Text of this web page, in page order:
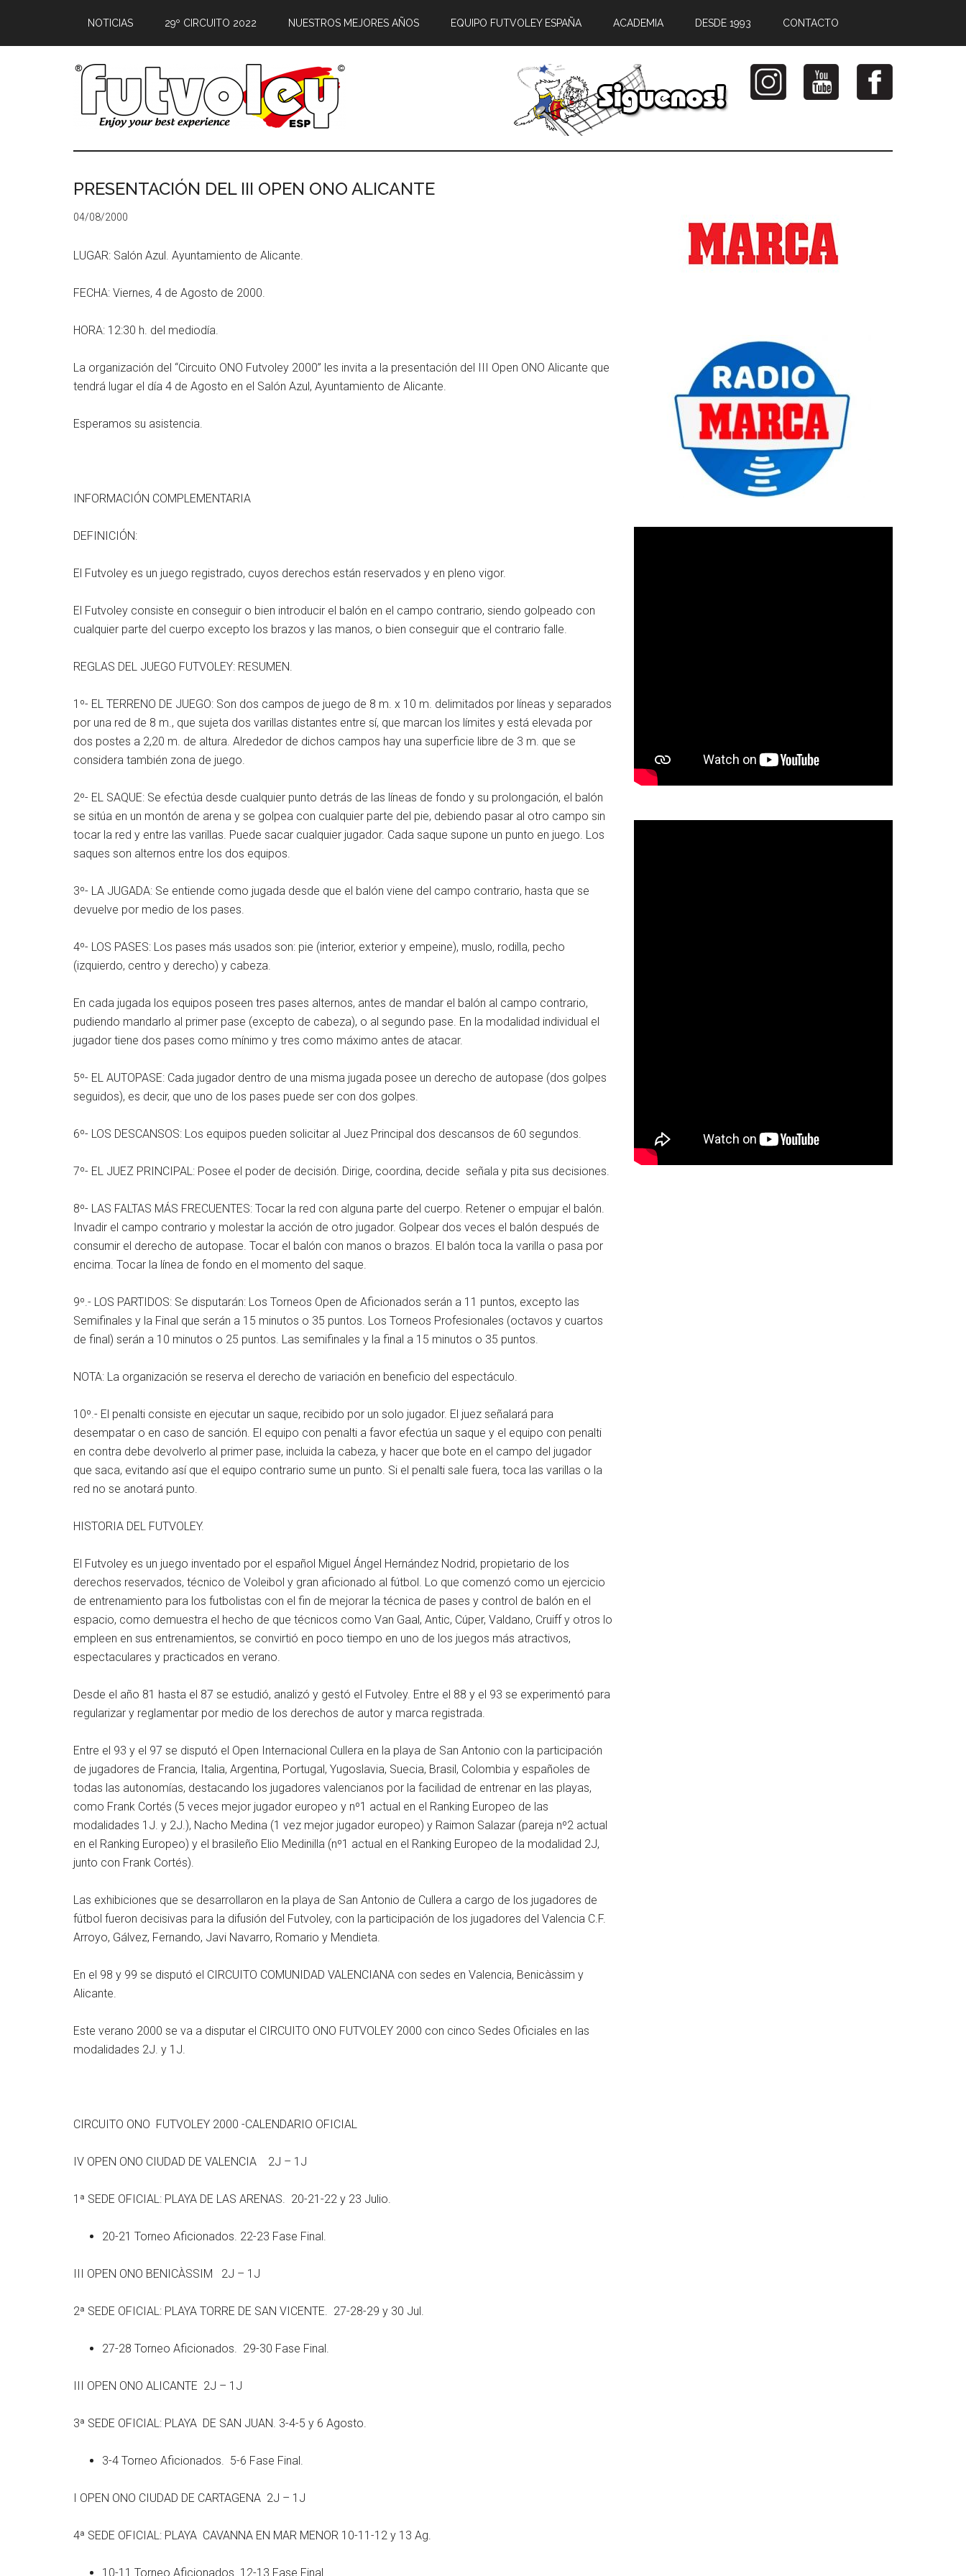
NOTICIAS 29º CIRCUITO 2022 NUESTROS MEJORES AÑOS EQUIPO FUTVOLEY ESPAÑA ACADEMIA DESDE 1993 CONTACTO
PRESENTACIÓN DEL III OPEN ONO ALICANTE
04/08/2000
LUGAR: Salón Azul. Ayuntamiento de Alicante.
FECHA: Viernes, 4 de Agosto de 2000.
HORA: 12:30 h. del mediodía.
La organización del “Circuito ONO Futvoley 2000” les invita a la presentación del III Open ONO Alicante que
tendrá lugar el día 4 de Agosto en el Salón Azul, Ayuntamiento de Alicante.
Esperamos su asistencia.
INFORMACIÓN COMPLEMENTARIA
DEFINICIÓN:
El Futvoley es un juego registrado, cuyos derechos están reservados y en pleno vigor.
El Futvoley consiste en conseguir o bien introducir el balón en el campo contrario, siendo golpeado con
cualquier parte del cuerpo excepto los brazos y las manos, o bien conseguir que el contrario falle.
REGLAS DEL JUEGO FUTVOLEY: RESUMEN.
1º- EL TERRENO DE JUEGO: Son dos campos de juego de 8 m. x 10 m. delimitados por líneas y separados
por una red de 8 m., que sujeta dos varillas distantes entre sí, que marcan los límites y está elevada por
dos postes a 2,20 m. de altura. Alrededor de dichos campos hay una superficie libre de 3 m. que se
considera también zona de juego.
2º- EL SAQUE: Se efectúa desde cualquier punto detrás de las líneas de fondo y su prolongación, el balón
se sitúa en un montón de arena y se golpea con cualquier parte del pie, debiendo pasar al otro campo sin
tocar la red y entre las varillas. Puede sacar cualquier jugador. Cada saque supone un punto en juego. Los
saques son alternos entre los dos equipos.
3º- LA JUGADA: Se entiende como jugada desde que el balón viene del campo contrario, hasta que se
devuelve por medio de los pases.
4º- LOS PASES: Los pases más usados son: pie (interior, exterior y empeine), muslo, rodilla, pecho
(izquierdo, centro y derecho) y cabeza.
En cada jugada los equipos poseen tres pases alternos, antes de mandar el balón al campo contrario,
pudiendo mandarlo al primer pase (excepto de cabeza), o al segundo pase. En la modalidad individual el
jugador tiene dos pases como mínimo y tres como máximo antes de atacar.
5º- EL AUTOPASE: Cada jugador dentro de una misma jugada posee un derecho de autopase (dos golpes
seguidos), es decir, que uno de los pases puede ser con dos golpes.
6º- LOS DESCANSOS: Los equipos pueden solicitar al Juez Principal dos descansos de 60 segundos.
7º- EL JUEZ PRINCIPAL: Posee el poder de decisión. Dirige, coordina, decide señala y pita sus decisiones.
8º- LAS FALTAS MÁS FRECUENTES: Tocar la red con alguna parte del cuerpo. Retener o empujar el balón.
Invadir el campo contrario y molestar la acción de otro jugador. Golpear dos veces el balón después de
consumir el derecho de autopase. Tocar el balón con manos o brazos. El balón toca la varilla o pasa por
encima. Tocar la línea de fondo en el momento del saque.
9º.- LOS PARTIDOS: Se disputarán: Los Torneos Open de Aficionados serán a 11 puntos, excepto las
Semifinales y la Final que serán a 15 minutos o 35 puntos. Los Torneos Profesionales (octavos y cuartos
de final) serán a 10 minutos o 25 puntos. Las semifinales y la final a 15 minutos o 35 puntos.
NOTA: La organización se reserva el derecho de variación en beneficio del espectáculo.
10º.- El penalti consiste en ejecutar un saque, recibido por un solo jugador. El juez señalará para
desempatar o en caso de sanción. El equipo con penalti a favor efectúa un saque y el equipo con penalti
en contra debe devolverlo al primer pase, incluida la cabeza, y hacer que bote en el campo del jugador
que saca, evitando así que el equipo contrario sume un punto. Si el penalti sale fuera, toca las varillas o la
red no se anotará punto.
HISTORIA DEL FUTVOLEY.
El Futvoley es un juego inventado por el español Miguel Ángel Hernández Nodrid, propietario de los
derechos reservados, técnico de Voleibol y gran aficionado al fútbol. Lo que comenzó como un ejercicio
de entrenamiento para los futbolistas con el fin de mejorar la técnica de pases y control de balón en el
espacio, como demuestra el hecho de que técnicos como Van Gaal, Antic, Cúper, Valdano, Cruiff y otros lo
empleen en sus entrenamientos, se convirtió en poco tiempo en uno de los juegos más atractivos,
espectaculares y practicados en verano.
Desde el año 81 hasta el 87 se estudió, analizó y gestó el Futvoley. Entre el 88 y el 93 se experimentó para
regularizar y reglamentar por medio de los derechos de autor y marca registrada.
Entre el 93 y el 97 se disputó el Open Internacional Cullera en la playa de San Antonio con la participación
de jugadores de Francia, Italia, Argentina, Portugal, Yugoslavia, Suecia, Brasil, Colombia y españoles de
todas las autonomías, destacando los jugadores valencianos por la facilidad de entrenar en las playas,
como Frank Cortés (5 veces mejor jugador europeo y nº1 actual en el Ranking Europeo de las
modalidades 1J. y 2J.), Nacho Medina (1 vez mejor jugador europeo) y Raimon Salazar (pareja nº2 actual
en el Ranking Europeo) y el brasileño Elio Medinilla (nº1 actual en el Ranking Europeo de la modalidad 2J,
junto con Frank Cortés).
Las exhibiciones que se desarrollaron en la playa de San Antonio de Cullera a cargo de los jugadores de
fútbol fueron decisivas para la difusión del Futvoley, con la participación de los jugadores del Valencia C.F.
Arroyo, Gálvez, Fernando, Javi Navarro, Romario y Mendieta.
En el 98 y 99 se disputó el CIRCUITO COMUNIDAD VALENCIANA con sedes en Valencia, Benicàssim y
Alicante.
Este verano 2000 se va a disputar el CIRCUITO ONO FUTVOLEY 2000 con cinco Sedes Oficiales en las
modalidades 2J. y 1J.
CIRCUITO ONO FUTVOLEY 2000 -CALENDARIO OFICIAL
IV OPEN ONO CIUDAD DE VALENCIA 2J – 1J
1ª SEDE OFICIAL: PLAYA DE LAS ARENAS. 20-21-22 y 23 Julio.
20-21 Torneo Aficionados. 22-23 Fase Final.
III OPEN ONO BENICÀSSIM 2J – 1J
2ª SEDE OFICIAL: PLAYA TORRE DE SAN VICENTE. 27-28-29 y 30 Jul.
27-28 Torneo Aficionados. 29-30 Fase Final.
III OPEN ONO ALICANTE 2J – 1J
3ª SEDE OFICIAL: PLAYA DE SAN JUAN. 3-4-5 y 6 Agosto.
3-4 Torneo Aficionados. 5-6 Fase Final.
I OPEN ONO CIUDAD DE CARTAGENA 2J – 1J
4ª SEDE OFICIAL: PLAYA CAVANNA EN MAR MENOR 10-11-12 y 13 Ag.
10-11 Torneo Aficionados. 12-13 Fase Final.